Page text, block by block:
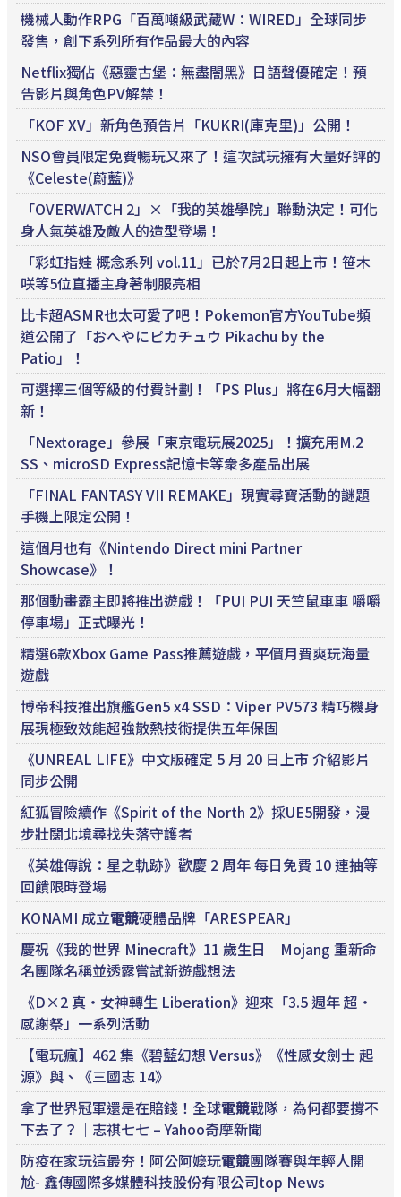
機械人動作RPG「百萬噸級武藏W：WIRED」全球同步
發售，創下系列所有作品最大的內容
Netflix獨佔《惡靈古堡：無盡闇黑》日語聲優確定！預
告影片與角色PV解禁！
「KOF XV」新角色預告片「KUKRI(庫克里)」公開！
NSO會員限定免費暢玩又來了！這次試玩擁有大量好評的
《Celeste(蔚藍)》
「OVERWATCH 2」×「我的英雄學院」聯動決定！可化
身人氣英雄及敵人的造型登場！
「彩虹指娃 概念系列 vol.11」已於7月2日起上市！笹木
咲等5位直播主身著制服亮相
比卡超ASMR也太可愛了吧！Pokemon官方YouTube頻
道公開了「おへやにピカチュウ Pikachu by the
Patio」！
可選擇三個等級的付費計劃！「PS Plus」將在6月大幅翻
新！
「Nextorage」參展「東京電玩展2025」！擴充用M.2
SS、microSD Express記憶卡等衆多產品出展
「FINAL FANTASY VII REMAKE」現實尋寶活動的謎題
手機上限定公開！
這個月也有《Nintendo Direct mini Partner
Showcase》！
那個動畫霸主即將推出遊戲！「PUI PUI 天竺鼠車車 嚼嚼
停車場」正式曝光！
精選6款Xbox Game Pass推薦遊戲，平價月費爽玩海量
遊戲
博帝科技推出旗艦Gen5 x4 SSD：Viper PV573 精巧機身
展現極致效能超強散熱技術提供五年保固
《UNREAL LIFE》中文版確定 5 月 20 日上市 介紹影片
同步公開
紅狐冒險續作《Spirit of the North 2》採UE5開發，漫
步壯闊北境尋找失落守護者
《英雄傳說：星之軌跡》歡慶 2 周年 每日免費 10 連抽等
回饋限時登場
KONAMI 成立電競硬體品牌「ARESPEAR」
慶祝《我的世界 Minecraft》11 歲生日 Mojang 重新命
名團隊名稱並透露嘗試新遊戲想法
《D×2 真・女神轉生 Liberation》迎來「3.5 週年 超・
感謝祭」一系列活動
【電玩瘋】462 集《碧藍幻想 Versus》《性感女劍士 起
源》與、《三國志 14》
拿了世界冠軍還是在賠錢！全球電競戰隊，為何都要撐不
下去了？｜志祺七七 – Yahoo奇摩新聞
防疫在家玩這最夯！阿公阿嬤玩電競團隊賽與年輕人開
尬- 鑫傳國際多媒體科技股份有限公司top News